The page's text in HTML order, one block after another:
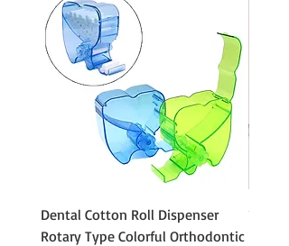
Dental Cotton Roll Dispenser
Rotary Type Colorful Orthodontic